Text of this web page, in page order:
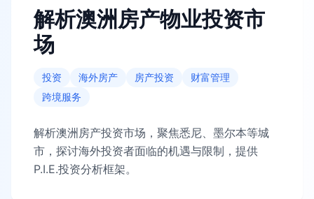
解析澳洲房产物业投资市
场
投资 海外房产 房产投资
财富管理
跨境服务
解析澳洲房产投资市场，聚焦悉尼、墨尔本等城
市，探讨海外投资者面临的机遇与限制，提供
P.I.E.投资分析框架。